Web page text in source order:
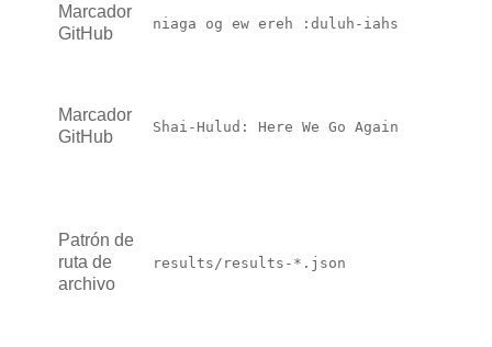
Marcador
GitHub
niaga og ew ereh :duluh-iahs
Marcador
GitHub
Shai-Hulud: Here We Go Again
Patrón de
ruta de
archivo
results/results-*.json